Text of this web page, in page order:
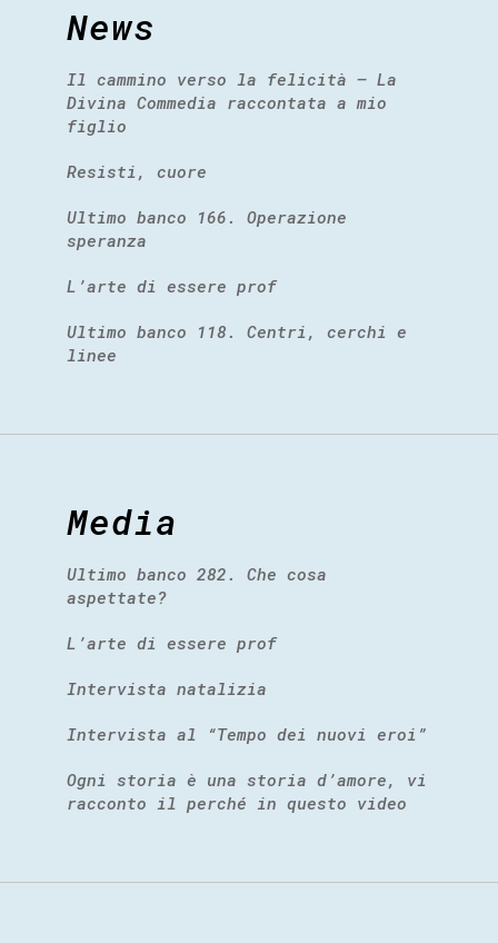
News
Il cammino verso la felicità – La
Divina Commedia raccontata a mio
figlio
Resisti, cuore
Ultimo banco 166. Operazione
speranza
L’arte di essere prof
Ultimo banco 118. Centri, cerchi e
linee
Media
Ultimo banco 282. Che cosa
aspettate?
L’arte di essere prof
Intervista natalizia
Intervista al “Tempo dei nuovi eroi”
Ogni storia è una storia d’amore, vi
racconto il perché in questo video